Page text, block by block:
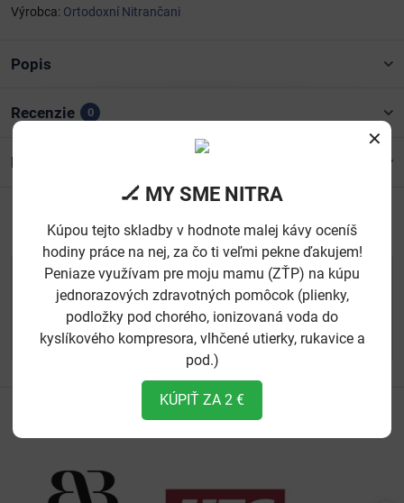
Výrobca: Ortodoxní Nitrančani
Popis
Recenzie 0
Diskusia
FacebookTwitterBlueskyPinterestReddit LinkedInWhatsApp
E-
mail
studijoon​@gmail​.com
Foto a video služby
ortodoxninitrancani​@gmail​.com
E-shop
ĎAKUJEME VŠETKÝM NAŠIM PODPOROVATEĽOM - BEZ VÁS BY
✕
🏒 MY SME NITRA
Kúpou tejto skladby v hodnote malej kávy oceníš
hodiny práce na nej, za čo ti veľmi pekne ďakujem!
Peniaze využívam pre moju mamu (ZŤP) na kúpu
jednorazových zdravotných pomôcok (plienky,
podložky pod chorého, ionizovaná voda do
kyslíkového kompresora, vlhčené utierky, rukavice a
pod.)
KÚPIŤ ZA 2 €